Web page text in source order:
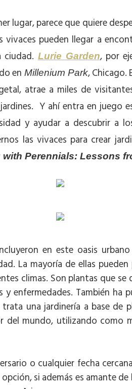
lugar, parece que quiere
pueden llegar a
ciudad.Lurie Garden, por
en Millenium Park, Chicago.
atrae a miles de
Y ahí entra en juego
y ayudar a descubrir a
las vivaces para crear
with Perennials: Lessons
en este oasis
La mayoría de ellas
climas. Son plantas que
enfermedades. También ha
una jardinería a base de
del mundo, utilizando como
o cualquier fecha
si además es amante